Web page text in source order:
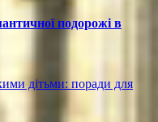
подорожі в